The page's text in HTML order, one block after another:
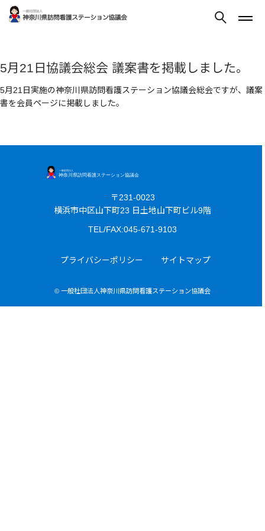
5月21日協議会総会 議案書を掲載しました。
5月21日実施の神奈川県訪問看護ステーション協議会総会ですが、議案
書を会員ページに掲載しました。
〒231-0023
横浜市中区山下町23 日土地山下町ビル9階
TEL/FAX:045-671-9103
プライバシーポリシー サイトマップ
© 一般社団法人神奈川県訪問看護ステーション協議会